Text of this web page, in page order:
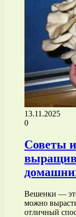
13.11.2025
0
Советы
Вешенки —
можно
отличный